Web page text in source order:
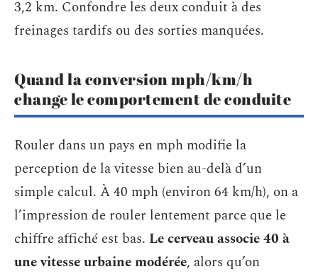
3,2 km. Confondre les deux conduit à des
freinages tardifs ou des sorties manquées.
Quand la conversion mph/km/h
change le comportement de conduite
Rouler dans un pays en mph modifie la
perception de la vitesse bien au-delà d’un
simple calcul. À 40 mph (environ 64 km/h), on a
l’impression de rouler lentement parce que le
chiffre affiché est bas. Le cerveau associe 40 à
une vitesse urbaine modérée, alors qu’on